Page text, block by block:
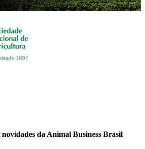
da Animal Business Brasil